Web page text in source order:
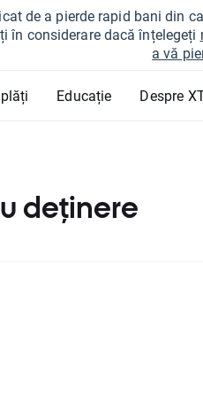
de a pierde rapid bani din
în considerare dacă înțelegeți
a vă
Educație Despre
deținere